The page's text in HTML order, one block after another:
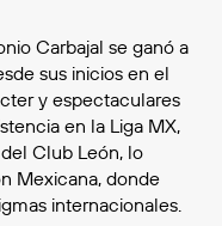
Carbajal se ganó a
sus inicios en el
y espectaculares
en la Liga MX,
Club León, lo
Mexicana, donde
internacionales.